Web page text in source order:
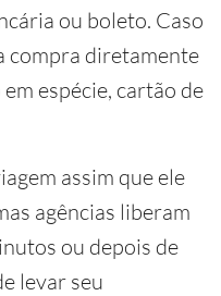
ou boleto. Caso
compra diretamente
espécie, cartão de
assim que ele
agências liberam
ou depois de
levar seu